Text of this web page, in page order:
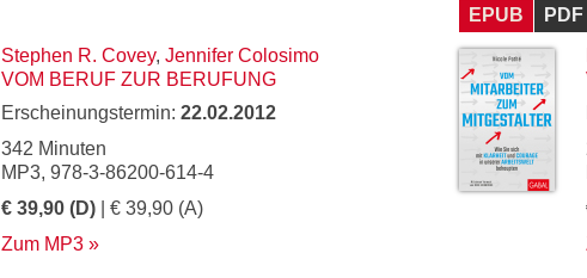
Stephen R. Covey, Jennifer Colosimo
VOM BERUF ZUR BERUFUNG
Erscheinungstermin: 22.02.2012
342 Minuten
MP3, 978-3-86200-614-4
€ 39,90 (D) | € 39,90 (A)
Zum MP3
EPUB
PDF